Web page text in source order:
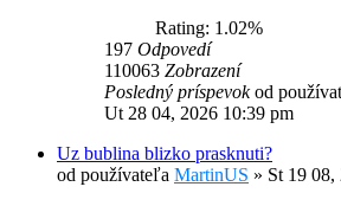
Rating: 1.02%
197 Odpovedí
110063 Zobrazení
Posledný príspevokod
Ut 28 04, 2026 10:39 pm
Uz bublina blizko prasknuti?
od používateľa MartinUS » St 19 08,